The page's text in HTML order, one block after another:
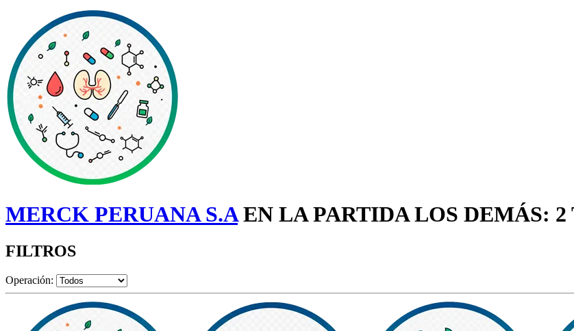
MERCK PERUANA S.AEN LA PARTIDA LOS DEMÁS: 2
FILTROS
Operación: